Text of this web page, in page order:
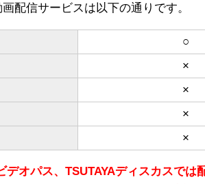
配信サービスは以下の通りです。
○
×
×
×
×
オパス、TSUTAYAディスカスでは